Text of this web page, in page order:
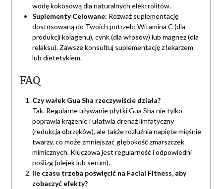
wodę kokosową dla naturalnych elektrolitów.
Suplementy Celowane: Rozważ suplementację
dostosowaną do Twoich potrzeb: Witamina C (dla
produkcji kolagenu), cynk (dla włosów) lub magnez (dla
relaksu). Zawsze konsultuj suplementację z lekarzem
lub dietetykiem.
FAQ
Czy wałek Gua Sha rzeczywiście działa?
Tak. Regularne używanie płytki Gua Sha nie tylko
poprawia krążenie i ułatwia drenaż limfatyczny
(redukcja obrzęków), ale także rozluźnia napięte mięśnie
twarzy, co może zmniejszać głębokość zmarszczek
mimicznych. Kluczowa jest regularność i odpowiedni
poślizg (olejek lub serum).
Ile czasu trzeba poświęcić na Facial Fitness, aby
zobaczyć efekty?